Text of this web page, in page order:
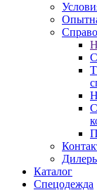
Каталог
Спецодежда